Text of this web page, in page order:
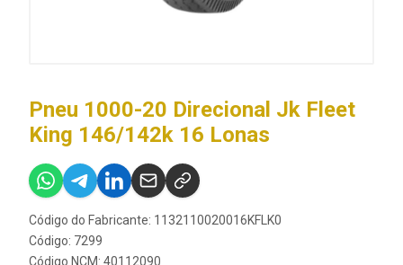
Pneu 1000-20 Direcional Jk Fleet
King 146/142k 16 Lonas
Código do Fabricante: 1132110020016KFLK0
Código: 7299
Código NCM: 40112090